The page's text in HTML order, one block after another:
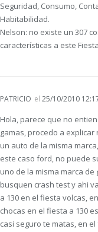
Seguridad, Consumo,
Habitabilidad.
Nelson: no existe un 307
características a este
PATRICIO el 25/10/2010
Hola, parece que no
gamas, procedo a explicar
un auto de la misma
este caso ford, no puede
uno de la misma marca de
busquen crash test y ahi
a 130 en el fiesta volcas,
chocas en el fiesta a 130
casi seguro te matas, en